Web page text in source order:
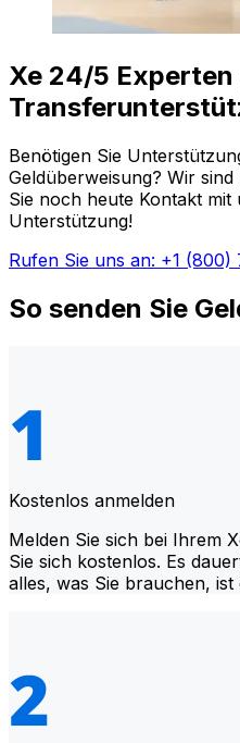
Xe 24/5 Experten
Benötigen Sie
Geldüberweisung? Wir
Sie noch heute Kontakt
Unterstützung!
Rufen Sie uns an: +1 (800)
So senden Sie
Kostenlos anmelden
Melden Sie sich bei Ihrem
Sie sich kostenlos. Es
alles, was Sie brauchen, ist